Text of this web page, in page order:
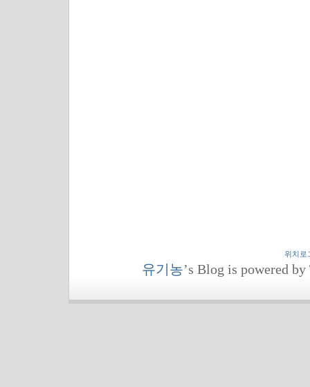
위치로
유기농’s Blog is powered by